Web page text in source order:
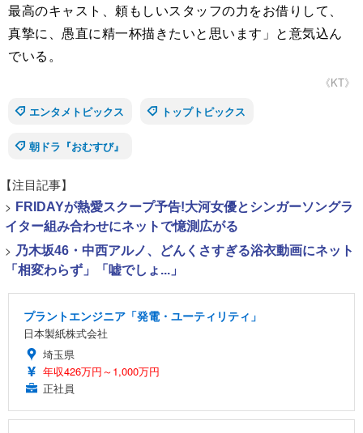
最高のキャスト、頼もしいスタッフの力をお借りして、
真摯に、愚直に精一杯描きたいと思います」と意気込ん
でいる。
《KT》
エンタメトピックス
トップトピックス
朝ドラ『おむすび』
【注目記事】
> FRIDAYが熱愛スクープ予告!大河女優とシンガーソングラ
イター組み合わせにネットで憶測広がる
> 乃木坂46・中西アルノ、どんくさすぎる浴衣動画にネット
「相変わらず」「嘘でしょ...」
プラントエンジニア「発電・ユーティリティ」
日本製紙株式会社
埼玉県
年収426万円～1,000万円
正社員